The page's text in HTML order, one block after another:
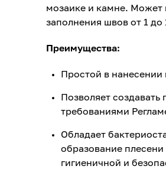
мозаике и камне. Может
заполнения швов от 1
Преимущества:
Простой в нанесении
Позволяет
требованиями
Обладает
образование
гигиеничной и